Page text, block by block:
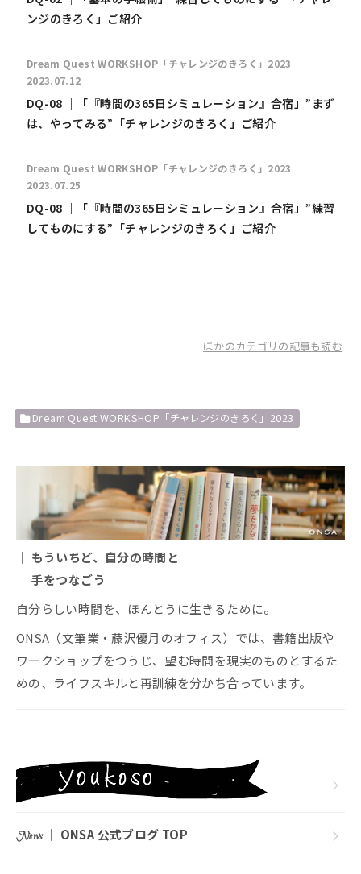
ンジのきろく」ご紹介
Dream Quest WORKSHOP「チャレンジのきろく」2023｜
2023.07.12
DQ-08 ｜「『時間の365日シミュレーション』合宿」”まず
は、やってみる”「チャレンジのきろく」ご紹介
Dream Quest WORKSHOP「チャレンジのきろく」2023｜
2023.07.25
DQ-08 ｜「『時間の365日シミュレーション』合宿」”練習
してものにする”「チャレンジのきろく」ご紹介
ほかのカテゴリの記事も読む
Dream Quest WORKSHOP「チャレンジのきろく」2023
｜ もういちど、自分の時間と
手をつなごう
自分らしい時間を、ほんとうに生きるために。
ONSA（文筆業・藤沢優月のオフィス）では、書籍出版や
ワークショップをつうじ、望む時間を現実のものとするた
めの、ライフスキルと再訓練を分かち合っています。
News ｜ ONSA 公式ブログ TOP